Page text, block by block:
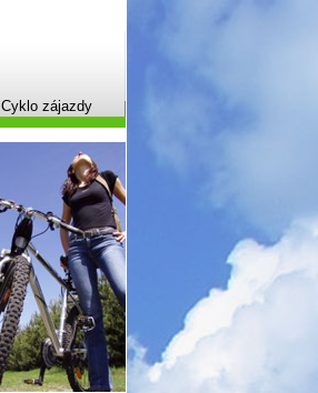
Cyklo zájazdy